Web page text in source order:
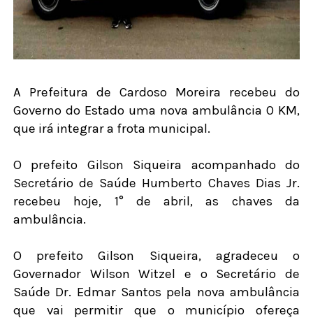
A Prefeitura de Cardoso Moreira recebeu do
Governo do Estado uma nova ambulância 0 KM,
que irá integrar a frota municipal.
O prefeito Gilson Siqueira acompanhado do
Secretário de Saúde Humberto Chaves Dias Jr.
recebeu hoje, 1° de abril, as chaves da
ambulância.
O prefeito Gilson Siqueira, agradeceu o
Governador Wilson Witzel e o Secretário de
Saúde Dr. Edmar Santos pela nova ambulância
que vai permitir que o município ofereça